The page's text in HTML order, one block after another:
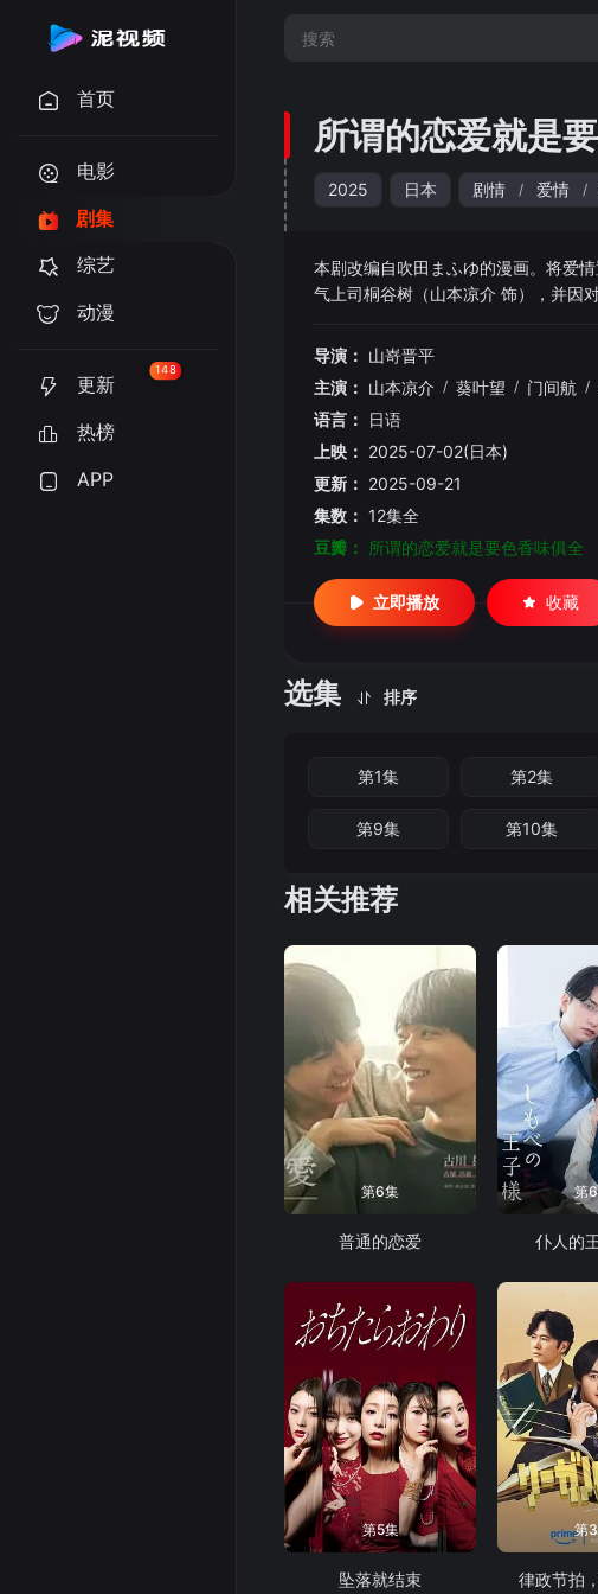
首页
电影
剧集
综艺
动漫
更新
148
热榜
APP
所谓的恋爱就是
2025 日本 剧情 / 爱情 /
本剧改编自吹田まふゆ的漫画。将爱
气上司桐谷树（山本凉介 饰），并因
导演： 山嵜晋平
主演： 山本凉介 / 葵叶望 / 门间航 /
语言：
日语
上映： 2025-07-02(日本)
更新： 2025-09-21
集数： 12集全
豆瓣：
所谓的恋爱就是要色香味俱全
立即播放 收藏
选集 排序
第1集 第2集
第9集 第10集
相关推荐
第6集
普通的恋爱
第
仆人的
第5集
坠落就结束
第
律政节拍